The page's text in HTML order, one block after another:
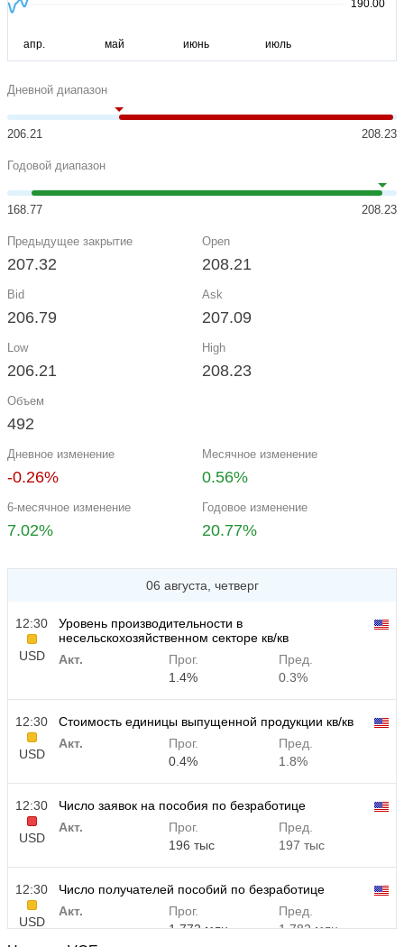
Дневной диапазон
206.21 208.23
Годовой диапазон
168.77 208.23
Предыдущее закрытие
207.32
Open
208.21
Bid
206.79
Ask
207.09
Low
206.21
High
208.23
Объем
492
Дневное изменение
-0.26%
Месячное изменение
0.56%
6-месячное изменение
7.02%
Годовое изменение
20.77%
06 августа, четверг
12:30
USD
Уровень производительности в
несельскохозяйственном секторе кв/кв
Акт.
Прог.
1.4%
Пред.
0.3%
12:30
USD
Стоимость единицы выпущенной продукции кв/кв
Акт.
Прог.
0.4%
Пред.
1.8%
12:30
USD
Число заявок на пособия по безработице
Акт.
Прог.
196 тыс
Пред.
197 тыс
12:30
USD
Число получателей пособий по безработице
Акт.
Прог.
1.772 млн
Пред.
1.782 млн